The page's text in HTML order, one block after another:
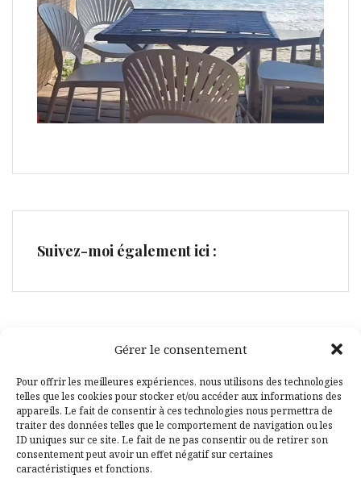
Gérer le consentement
Pour offrir les meilleures expériences, nous utilisons des technologies
telles que les cookies pour stocker et/ou accéder aux informations des
appareils. Le fait de consentir à ces technologies nous permettra de
traiter des données telles que le comportement de navigation ou les
ID uniques sur ce site. Le fait de ne pas consentir ou de retirer son
consentement peut avoir un effet négatif sur certaines
caractéristiques et fonctions.
Suivez-moi également ici :
Facebook
Pinterest